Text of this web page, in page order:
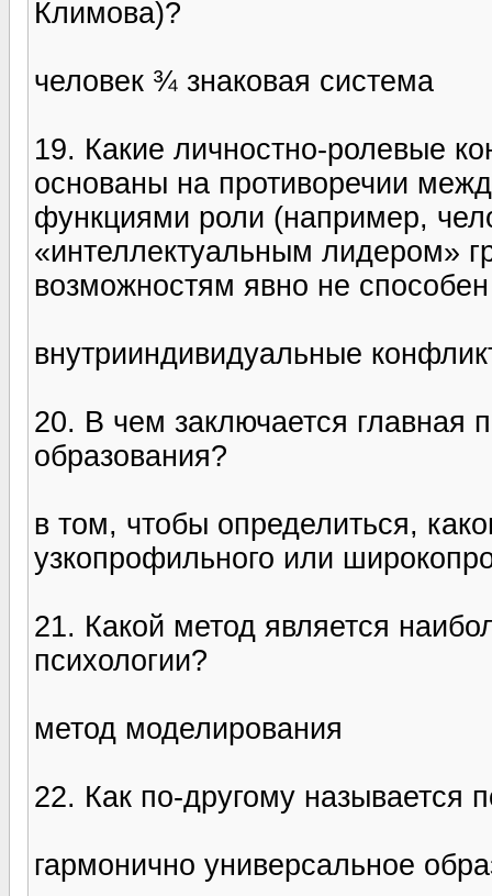
Климова)?
человек ¾ знаковая система
19. Какие личностно-ролевые
основаны на противоречии
функциями роли (например,
«интеллектуальным лидером»
возможностям явно не
внутрииндивидуальные
20. В чем заключается главная
образования?
в том, чтобы определиться,
узкопрофильного или
21. Какой метод является
психологии?
метод моделирования
22. Как по-другому называется
гармонично универсальное